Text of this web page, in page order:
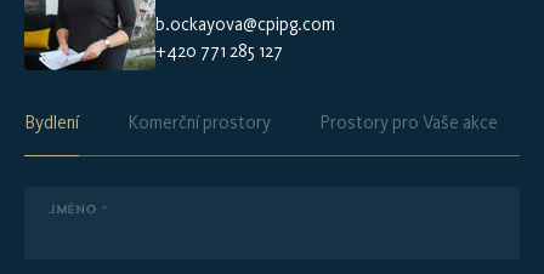
b.ockayova@cpipg.com
+420 771 285 127
Bydlení Komerční prostory Prostory pro Vaše akce
JMÉNO *